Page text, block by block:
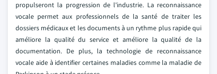
propulseront la progression de l'industrie. La reconnaissance
vocale permet aux professionnels de la santé de traiter les
dossiers médicaux et les documents à un rythme plus rapide qui
améliore la qualité du service et améliore la qualité de la
documentation. De plus, la technologie de reconnaissance
vocale aide à identifier certaines maladies comme la maladie de